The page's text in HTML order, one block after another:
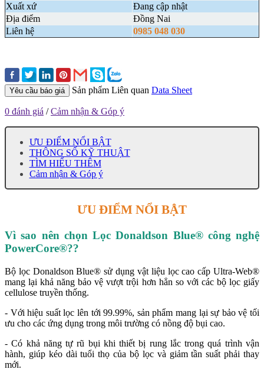
Xuất xứ
Đang cập nhật
Địa điểm
Đồng Nai
Liên hệ
0985 048 030
Yêu cầu báo giá Sản phẩm Liên quan Data Sheet
0 đánh giá /Cảm nhận & Góp ý
ƯU ĐIỂM NỔI BẬT
THÔNG SỐ KỸ THUẬT
TÌM HIỂU THÊM
Cảm nhận & Góp ý
ƯU ĐIỂM NỔI BẬT
Vì sao nên chọn Lọc Donaldson Blue® công nghệ
PowerCore®??
Bộ lọc Donaldson Blue® sử dụng vật liệu lọc cao cấp Ultra-Web®
mang lại khả năng bảo vệ vượt trội hơn hẳn so với các bộ lọc giấy
cellulose truyền thống.
- Với hiệu suất lọc lên tới 99.99%, sản phẩm mang lại sự bảo vệ tối
ưu cho các ứng dụng trong môi trường có nồng độ bụi cao.
- Có khả năng tự rũ bụi khi thiết bị rung lắc trong quá trình vận
hành, giúp kéo dài tuổi thọ của bộ lọc và giảm tần suất phải thay
mới.